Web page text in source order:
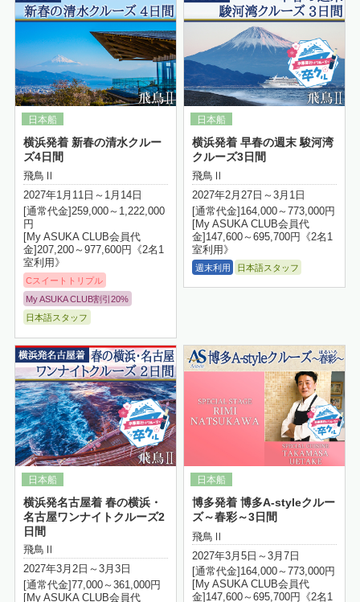
横浜発着 新春の清水クルー
ズ4日間
飛鳥Ⅱ
2027年1月11日～1月14日
[通常代金]259,000～1,222,000
円
[My ASUKA CLUB会員代
金]207,200～977,600円《2名1
室利用》
Cスイートトリプル
My ASUKA CLUB割引20%
日本語スタッフ
横浜発着 早春の週末 駿河湾
クルーズ3日間
飛鳥Ⅱ
2027年2月27日～3月1日
[通常代金]164,000～773,000円
[My ASUKA CLUB会員代
金]147,600～695,700円《2名1
室利用》
週末利用 日本語スタッフ
横浜発名古屋着 春の横浜・
名古屋ワンナイトクルーズ2
日間
飛鳥Ⅱ
2027年3月2日～3月3日
[通常代金]77,000～361,000円
[My ASUKA CLUB会員代
博多発着 博多A-styleクルー
ズ～春彩～3日間
飛鳥Ⅱ
2027年3月5日～3月7日
[通常代金]164,000～773,000円
[My ASUKA CLUB会員代
金]147,600～695,700円《2名1
詳細はこちら